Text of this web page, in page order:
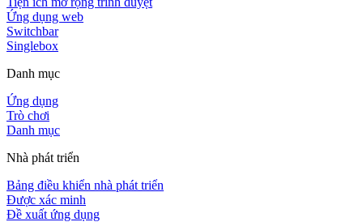
Ứng dụng web
Switchbar
Singlebox
Danh mục
Ứng dụng
Trò chơi
Danh mục
Nhà phát triển
Bảng điều khiển nhà phát triển
Được xác minh
Đề xuất ứng dụng